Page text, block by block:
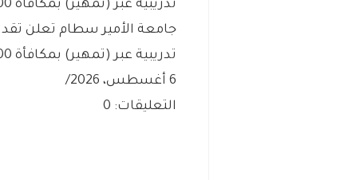
جامعة الأمير سطام تعلن
تدريبية عبر (تمهير) بمكافأة 3,000 ريال
6 أغسطس، 2026
/
التعليقات: 0